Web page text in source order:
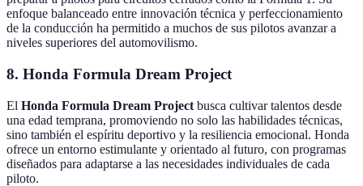
enfoque balanceado entre innovación técnica y perfeccionamiento
de la conducción ha permitido a muchos de sus pilotos avanzar a
niveles superiores del automovilismo.
8. Honda Formula Dream Project
El Honda Formula Dream Project busca cultivar talentos desde
una edad temprana, promoviendo no solo las habilidades técnicas,
sino también el espíritu deportivo y la resiliencia emocional. Honda
ofrece un entorno estimulante y orientado al futuro, con programas
diseñados para adaptarse a las necesidades individuales de cada
piloto.